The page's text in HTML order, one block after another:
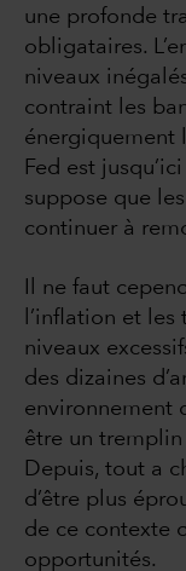
une profonde
obligataires.
niveaux
contraint les
énergiquement
Fed est
suppose que
continuer à
Il ne faut
l’inflation et
niveaux
des dizaines
environnement
être un
Depuis, tout a
d’être plus
de ce contexte
opportunités.